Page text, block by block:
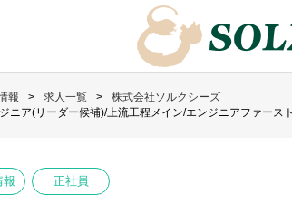
報 求人一覧
株式会社ソルクシーズ
ニア(リーダー候補)/上流工程メイン/エンジニアファース
報 正社員